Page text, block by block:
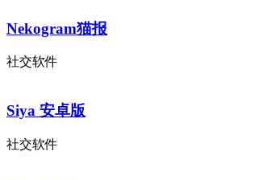
Nekogram猫报
社交软件
Siya 安卓版
社交软件